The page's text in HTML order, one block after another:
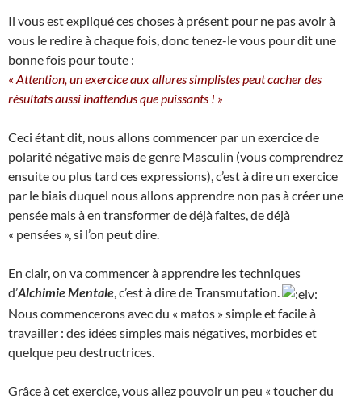
Il vous est expliqué ces choses à présent pour ne pas avoir à
vous le redire à chaque fois, donc tenez-le vous pour dit une
bonne fois pour toute :
« Attention, un exercice aux allures simplistes peut cacher des
résultats aussi inattendus que puissants ! »
Ceci étant dit, nous allons commencer par un exercice de
polarité négative mais de genre Masculin (vous comprendrez
ensuite ou plus tard ces expressions), c’est à dire un exercice
par le biais duquel nous allons apprendre non pas à créer une
pensée mais à en transformer de déjà faites, de déjà
« pensées », si l’on peut dire.
En clair, on va commencer à apprendre les techniques
d’Alchimie Mentale , c’est à dire de Transmutation.
Nous commencerons avec du « matos » simple et facile à
travailler : des idées simples mais négatives, morbides et
quelque peu destructrices.
Grâce à cet exercice, vous allez pouvoir un peu « toucher du